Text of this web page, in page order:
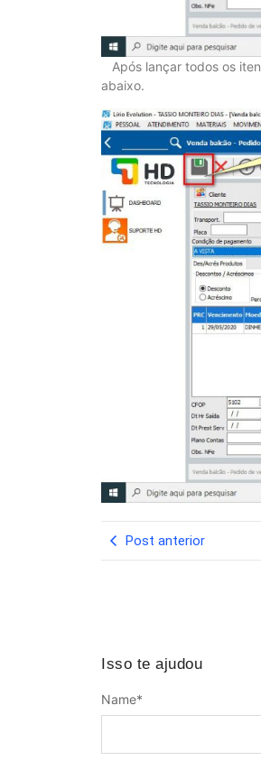
Após lançar todos os
abaixo.
Post anterior
Isso te ajudou
Name*